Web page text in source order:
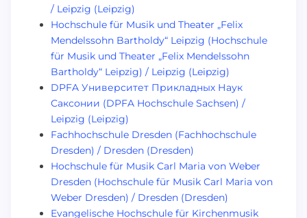
/ Leipzig (Leipzig)
Hochschule für Musik und Theater „Felix
Mendelssohn Bartholdy“ Leipzig (Hochschule
für Musik und Theater „Felix Mendelssohn
Bartholdy“ Leipzig) / Leipzig (Leipzig)
DPFA Университет Прикладных Наук
Саксонии (DPFA Hochschule Sachsen) /
Leipzig (Leipzig)
Fachhochschule Dresden (Fachhochschule
Dresden) / Dresden (Dresden)
Hochschule für Musik Carl Maria von Weber
Dresden (Hochschule für Musik Carl Maria von
Weber Dresden) / Dresden (Dresden)
Evangelische Hochschule für Kirchenmusik